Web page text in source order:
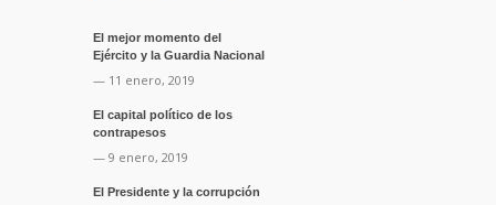
El mejor momento del
Ejército y la Guardia Nacional
— 11 enero, 2019
El capital político de los
contrapesos
— 9 enero, 2019
El Presidente y la corrupción